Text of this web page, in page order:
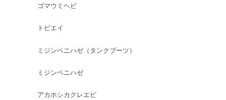
ゴマウミヘビ
トビエイ
ミジンベニハゼ（タンクブーツ）
ミジンベニハゼ
アカホシカクレエビ